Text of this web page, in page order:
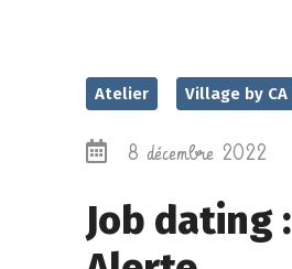
Atelier Village by CA
8 décembre 2022
Job dating :